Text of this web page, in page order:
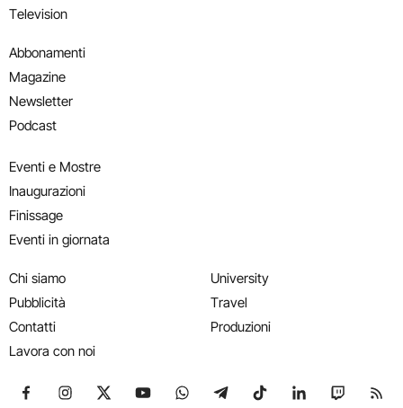
Television
Abbonamenti
Magazine
Newsletter
Podcast
Eventi e Mostre
Inaugurazioni
Finissage
Eventi in giornata
Chi siamo
Pubblicità
Contatti
Lavora con noi
University
Travel
Produzioni
Seguici su Facebook
Seguici su Instagram
Seguici su X
Seguici su YouTube
Seguici su WhatsApp
Seguici su Telegram
Seguici su TikTok
Seguici su
Seguici